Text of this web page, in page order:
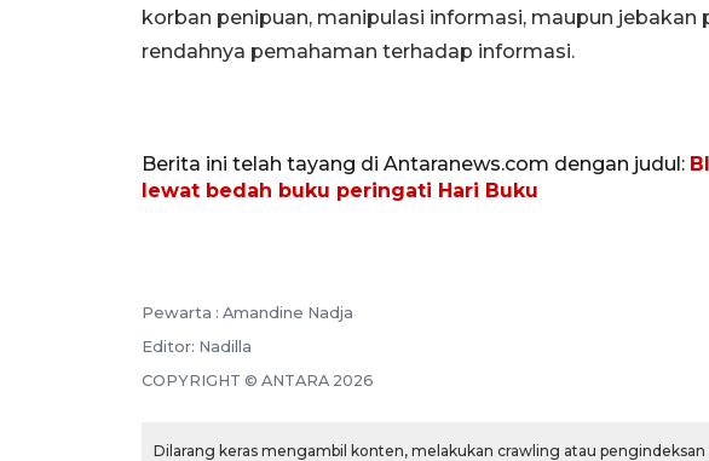
korban penipuan, manipulasi informasi, maupun jebakan
rendahnya pemahaman terhadap informasi.
Berita ini telah tayang di Antaranews.com dengan judul:
lewat bedah buku peringati Hari Buku
Pewarta : Amandine Nadja
Editor: Nadilla
COPYRIGHT © ANTARA 2026
Dilarang keras mengambil konten, melakukan crawling atau